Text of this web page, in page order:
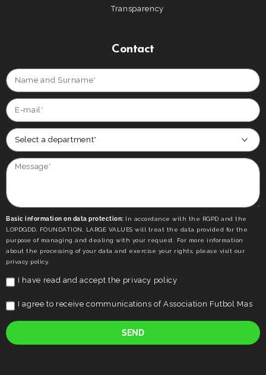
Transparency
Contact
Basic information on data protection: In accordance with the RGPD and the
LOPDGDD, FOUNDATION, LARGE VALUES will treat the data provided for the
purpose of managing and dealing with your request. For more information
about the processing of your data and exercise your rights, please visit our
privacy policy.
I have read and accept the privacy policy
I agree to receive communications of Association Futbol Mas
SEND